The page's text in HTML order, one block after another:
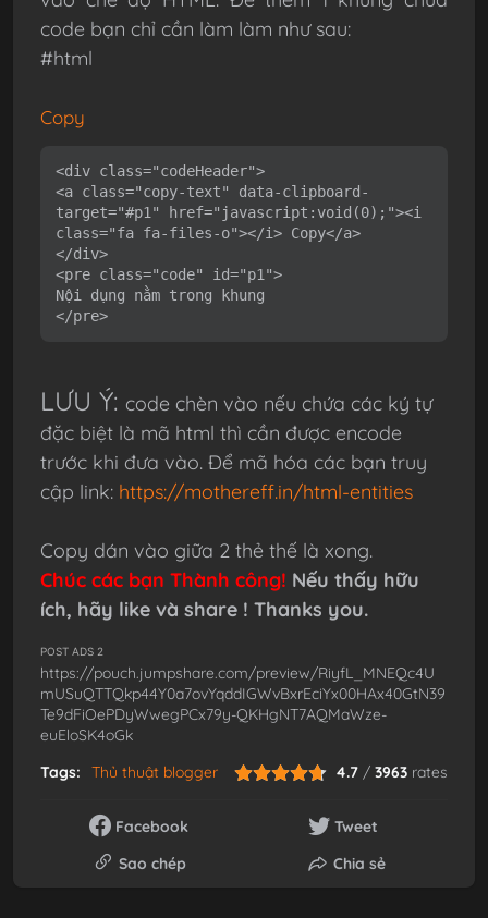
code bạn chỉ cần làm làm như sau:
#html
Copy
<div class="codeHeader">
<a class="copy-text" data-clipboard-
target="#p1" href="javascript:void(0);"><i
class="fa fa-files-o"></i> Copy</a>
</div>
<pre class="code" id="p1">
Nội dụng nằm trong khung
</pre>
LƯU Ý: code chèn vào nếu chứa các ký tự
đặc biệt là mã html thì cần được encode
trước khi đưa vào. Để mã hóa các bạn truy
cập link: https://mothereff.in/html-entities
Copy dán vào giữa 2 thẻ thế là xong.
Chúc các bạn Thành công! Nếu thấy hữu
ích, hãy like và share ! Thanks you.
POST ADS 2
https://pouch.jumpshare.com/preview/RiyfL_MNEQc4U
mUSuQTTQkp44Y0a7ovYqddIGWvBxrEciYx00HAx40GtN39
Te9dFiOePDyWwegPCx79y-QKHgNT7AQMaWze-
euEloSK4oGk
Tags:
Thủ thuật blogger 4.7 /3963 rates
Facebook
Tweet
Sao chép
Chia sẻ